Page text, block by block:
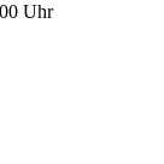
Uhr